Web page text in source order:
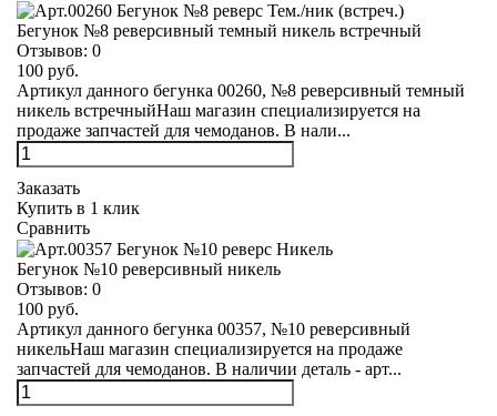
Бегунок №8 реверсивный темный никель встречный
Отзывов: 0
100 руб.
Артикул данного бегунка 00260, №8 реверсивный темный
никель встречныйНаш магазин специализируется на
продаже запчастей для чемоданов. В нали...
Заказать
Купить в 1 клик
Сравнить
Бегунок №10 реверсивный никель
Отзывов: 0
100 руб.
Артикул данного бегунка 00357, №10 реверсивный
никельНаш магазин специализируется на продаже
запчастей для чемоданов. В наличии деталь - арт...